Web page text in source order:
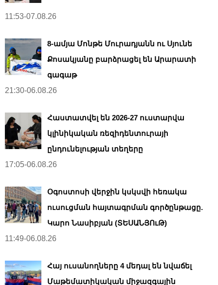
11:53-07.08.26
8-ամյա Մոնթե Մուրադյանն ու Սյունե
Քոսակյանը բարձրացել են Արարատի
գագաթ
21:30-06.08.26
Հաստատվել են 2026-27 ուստարվա
կլինիկական ռեզիդենտուրայի
ընդունելության տեղերը
17:05-06.08.26
Օգոստոսի վերջին կսկսվի հեռակա
ուսուցման հայտագրման գործընթացը.
Կարո Նասիբյան (ՏԵՍԱՆՅՈւԹ)
11:49-06.08.26
Հայ ուսանողները 4 մեդալ են նվաճել
Մաթեմատիկական միջազգային